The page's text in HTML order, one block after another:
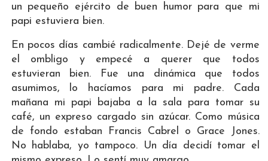
un pequeño ejército de buen humor para que mi
papi estuviera bien.
En pocos días cambié radicalmente. Dejé de verme
el ombligo y empecé a querer que todos
estuvieran bien. Fue una dinámica que todos
asumimos, lo hacíamos para mi padre. Cada
mañana mi papi bajaba a la sala para tomar su
café, un expreso cargado sin azúcar. Como música
de fondo estaban Francis Cabrel o Grace Jones.
No hablaba, yo tampoco. Un día decidí tomar el